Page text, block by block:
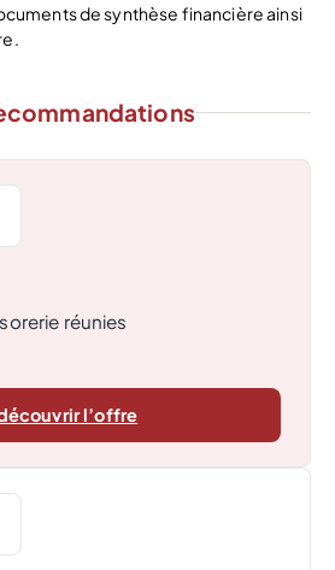
de synthèse financière ainsi
réunies
l’offre